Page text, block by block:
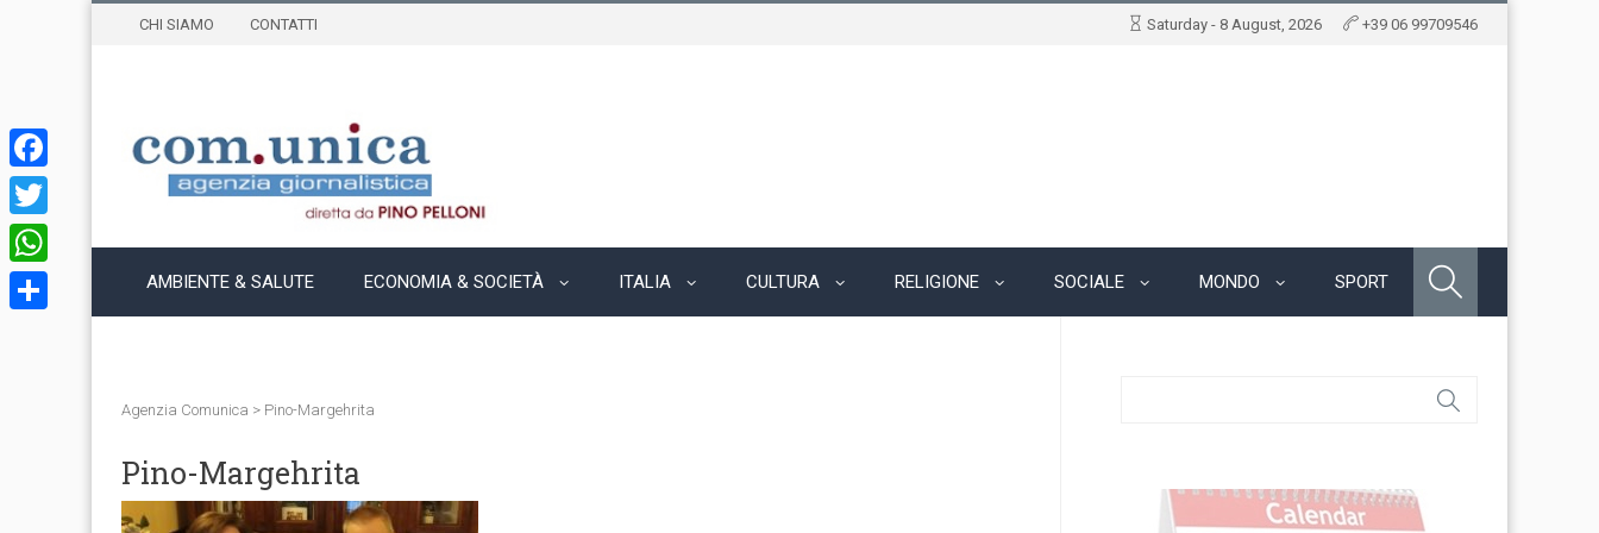
CHI SIAMO CONTATTI Saturday - 8 August, 2026 +39 06 99709546
AMBIENTE & SALUTE ECONOMIA & SOCIETÀ ITALIA CULTURA RELIGIONE SOCIALE MONDO SPORT
Agenzia Comunica > Pino-Margehrita
Pino-Margehrita
Facebook
Twitter
WhatsApp